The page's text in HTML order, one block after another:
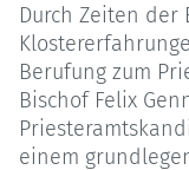
Durch Zeiten der
Berufung zum
Bischof Felix
einem